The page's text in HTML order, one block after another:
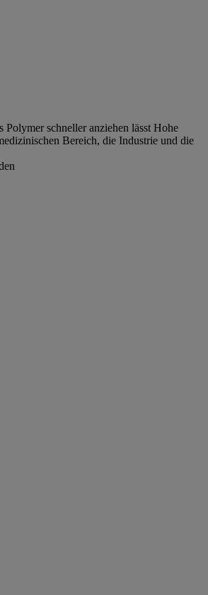
schneller anziehen lässt Hohe
Bereich, die Industrie und die